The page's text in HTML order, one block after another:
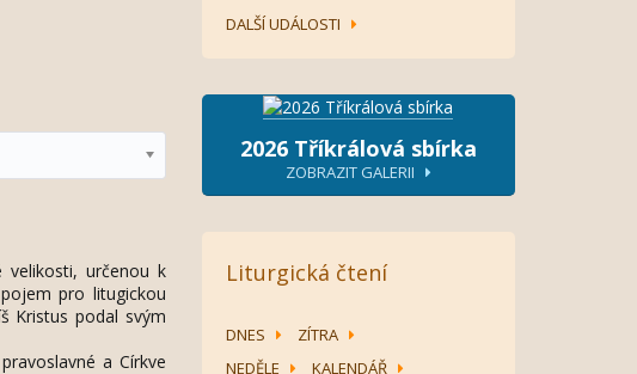
velikosti, určenou k
pro litugickou
Kristus podal svým
a Církve
DALŠÍ UDÁLOSTI
2026 Tříkrálová sbírka
ZOBRAZIT GALERII
Liturgická čtení
DNES
ZÍTRA
NEDĚLE
KALENDÁŘ